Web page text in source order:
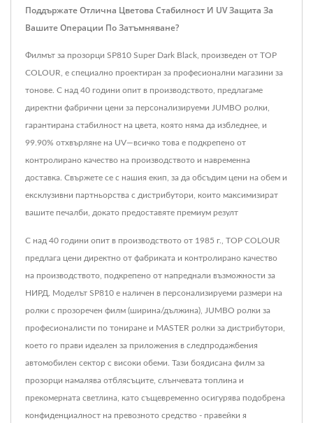
Поддържате Отлична Цветова Стабилност И UV Защита За
Вашите Операции По Затъмняване?
Филмът за прозорци SP810 Super Dark Black, произведен от TOP
COLOUR, е специално проектиран за професионални магазини за
тонове. С над 40 години опит в производството, предлагаме
директни фабрични цени за персонализируеми JUMBO ролки,
гарантирана стабилност на цвета, която няма да избледнее, и
99.90% отхвърляне на UV—всичко това е подкрепено от
контролирано качество на производството и навременна
доставка. Свържете се с нашия екип, за да обсъдим цени на обем и
ексклузивни партньорства с дистрибутори, които максимизират
вашите печалби, докато предоставяте премиум резулт
С над 40 години опит в производството от 1985 г., TOP COLOUR
предлага цени директно от фабриката и контролирано качество
на производството, подкрепено от напреднали възможности за
НИРД. Моделът SP810 е наличен в персонализируеми размери на
ролки с прозоречен филм (ширина/дължина), JUMBO ролки за
професионалисти по тониране и MASTER ролки за дистрибутори,
което го прави идеален за приложения в следпродажбения
автомобилен сектор с високи обеми. Тази боядисана филм за
прозорци намалява отблясъците, слънчевата топлина и
прекомерната светлина, като същевременно осигурява подобрена
конфиденциалност на превозното средство - правейки я